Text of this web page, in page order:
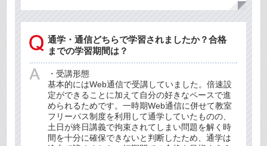
通学・通信どちらで学習されましたか？合格
までの学習期間は？
・受講形態
基本的にはWeb通信で受講していました。倍速設
定ができることに加えて自分の好きなペースで進
められるためです。一時期Web通信に併せて教室
フリーパス制度を利用して通学していたものの、
土日が終日講義で拘束されてしまい問題を解く時
間を十分に確保できないと判断したため、通学は